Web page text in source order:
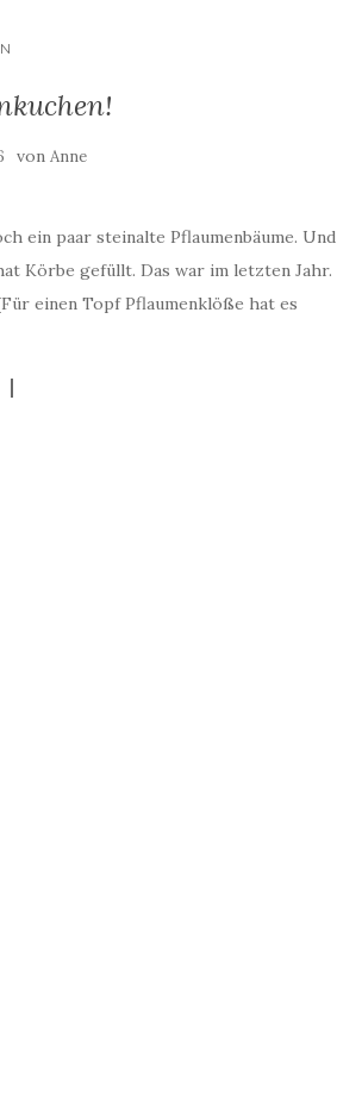
von Anne
ein paar steinalte Pflaumenbäume. Und
Körbe gefüllt. Das war im letzten Jahr.
einen Topf Pflaumenklöße hat es